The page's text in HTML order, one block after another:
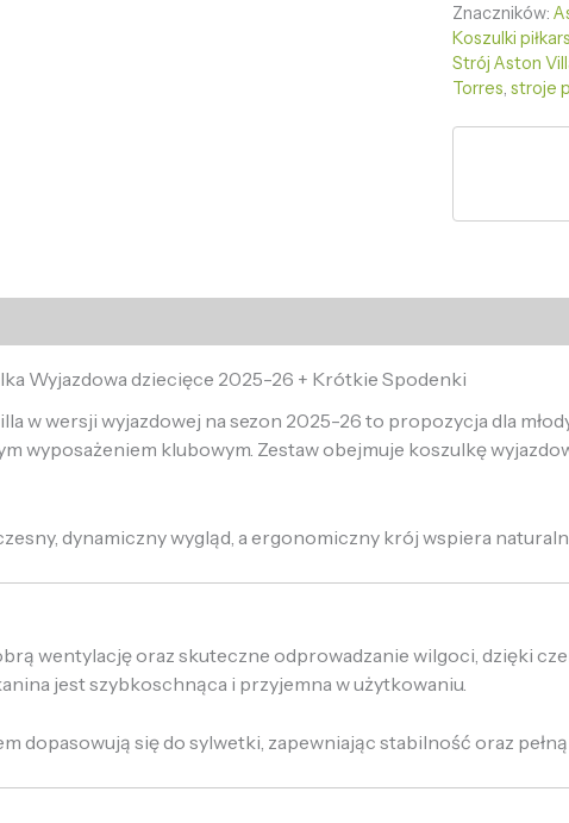
Znaczników:
Koszulki
Strój Aston
Torres, stroje
Wyjazdowa dziecięce 2025-26 + Krótkie Spodenki
w wersji wyjazdowej na sezon 2025-26 to propozycja dla
wyposażeniem klubowym. Zestaw obejmuje koszulkę
dynamiczny wygląd, a ergonomiczny krój wspiera
wentylację oraz skuteczne odprowadzanie wilgoci, dzięki
jest szybkoschnąca i przyjemna w użytkowaniu.
dopasowują się do sylwetki, zapewniając stabilność oraz